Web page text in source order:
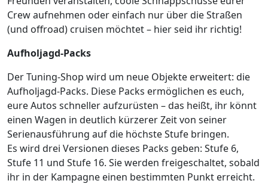
Crew aufnehmen oder einfach nur über die Straßen
(und offroad) cruisen möchtet – hier seid ihr richtig!
Aufholjagd-Packs
Der Tuning-Shop wird um neue Objekte erweitert: die
Aufholjagd-Packs. Diese Packs ermöglichen es euch,
eure Autos schneller aufzurüsten – das heißt, ihr könnt
einen Wagen in deutlich kürzerer Zeit von seiner
Serienausführung auf die höchste Stufe bringen.
Es wird drei Versionen dieses Packs geben: Stufe 6,
Stufe 11 und Stufe 16. Sie werden freigeschaltet, sobald
ihr in der Kampagne einen bestimmten Punkt erreicht.